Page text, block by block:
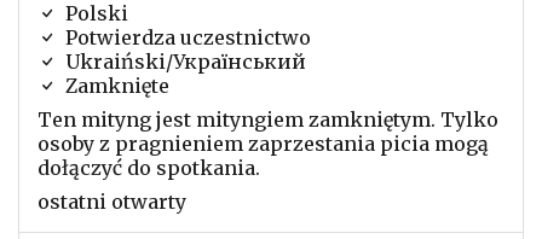
Polski
Potwierdza uczestnictwo
Ukraiński/Український
Zamknięte
Ten mityng jest mityngiem zamkniętym. Tylko
osoby z pragnieniem zaprzestania picia mogą
dołączyć do spotkania.
ostatni otwarty